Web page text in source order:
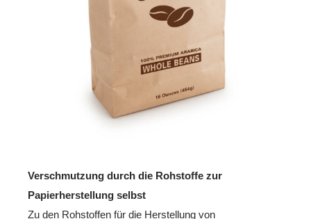
Verschmutzung durch die Rohstoffe zur
Papierherstellung selbst
Zu den Rohstoffen für die Herstellung von